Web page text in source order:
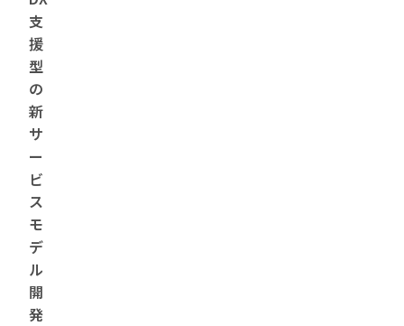
支
援
型
の
新
サ
ー
ビ
ス
モ
デ
ル
開
発